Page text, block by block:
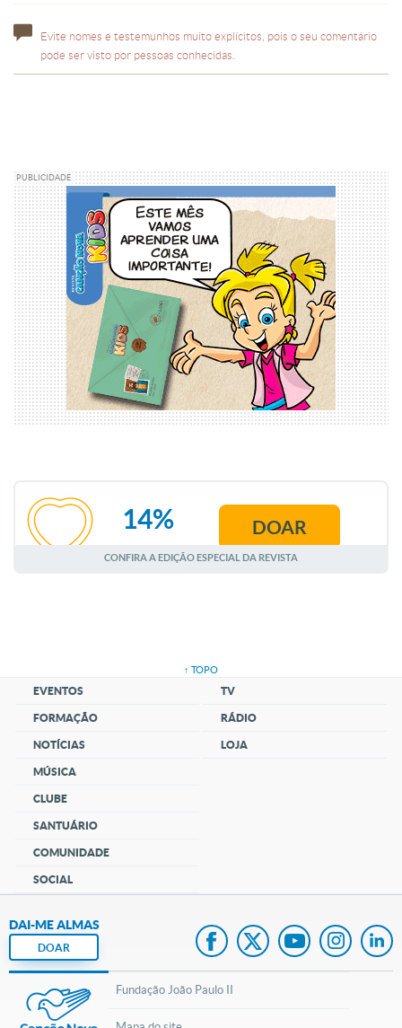
Evite nomes e testemunhos muito explícitos, pois o seu comentário
pode ser visto por pessoas conhecidas.
PUBLICIDADE
AGOSTO
14% DOAR
CONFIRA A EDIÇÃO ESPECIAL DA REVISTA
↑ TOPO
EVENTOS
FORMAÇÃO
NOTÍCIAS
MÚSICA
CLUBE
SANTUÁRIO
COMUNIDADE
SOCIAL
TV
RÁDIO
LOJA
DAI-ME ALMAS
DOAR
Fundação João Paulo II